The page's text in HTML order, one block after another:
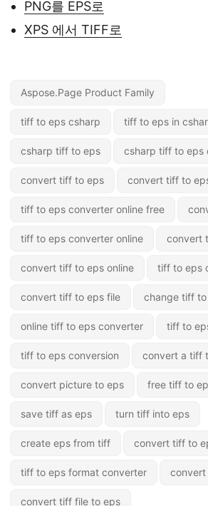
PNG를 EPS로
XPS 에서 TIFF로
Aspose.Page Product Family
tiff to eps csharp tiff to eps in
csharp tiff to eps csharp tiff to eps
convert tiff to eps convert tiff to
tiff to eps converter online free
tiff to eps converter online convert
convert tiff to eps online tiff to eps
convert tiff to eps file change tiff
online tiff to eps converter tiff to
tiff to eps conversion convert a tiff
convert picture to eps free tiff to
save tiff as eps turn tiff into eps
create eps from tiff convert tiff to
tiff to eps format converter
convert tiff file to eps